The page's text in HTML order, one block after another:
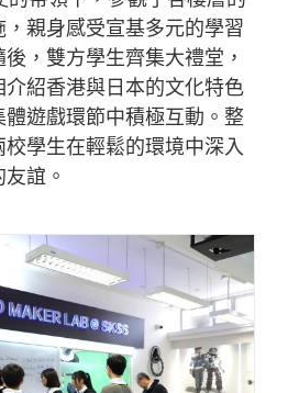
親身感受宣基多元的學習
，雙方學生齊集大禮堂，
紹香港與日本的文化特色
遊戲環節中積極互動。整
學生在輕鬆的環境中深入
誼。